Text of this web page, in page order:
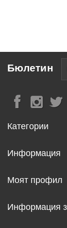
Бюлетин
Категории
Информация
Моят профил
Информация